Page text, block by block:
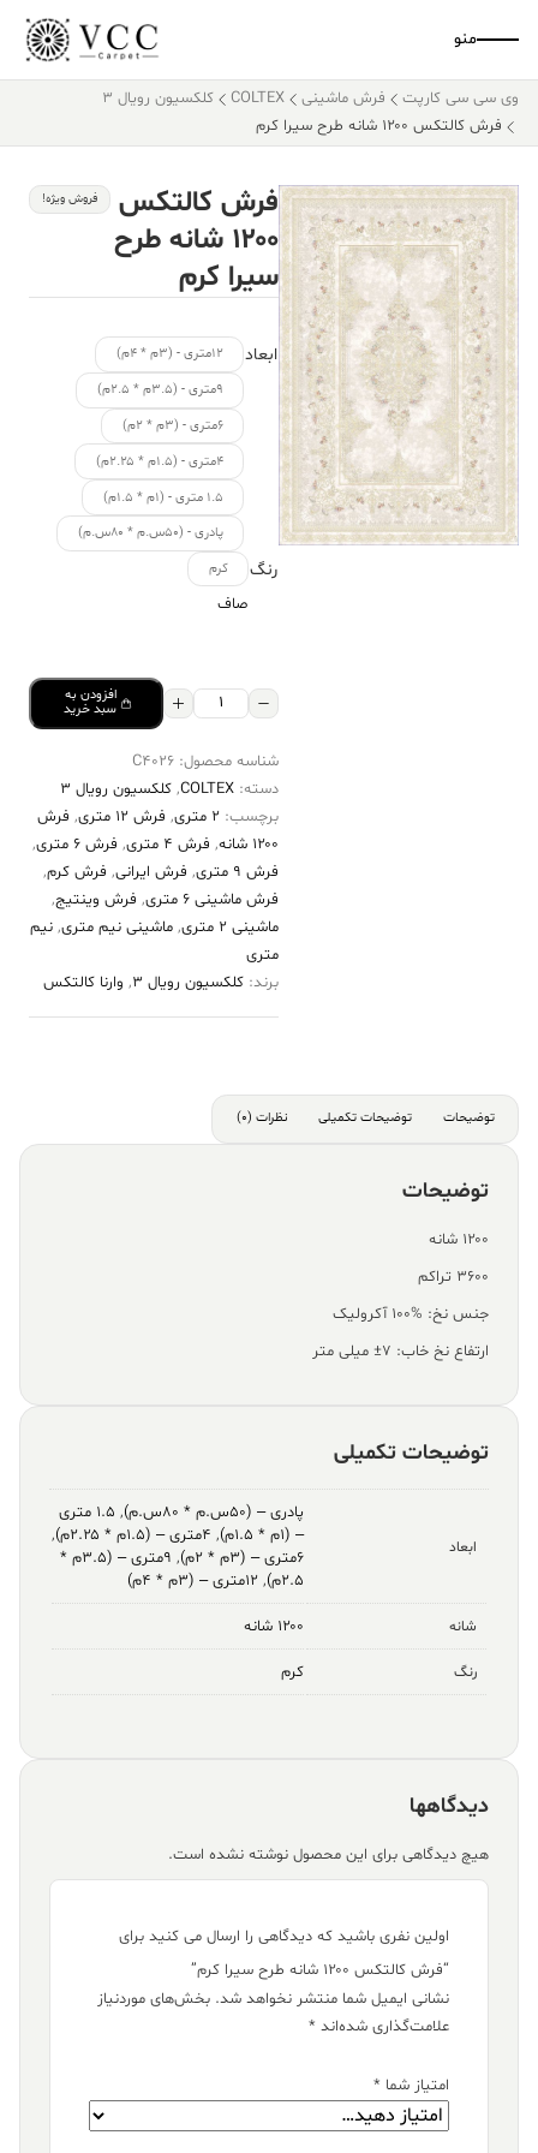
منو
وی سی سی کارپت فرش ماشینی COLTEX
کلکسیون رویال 3
فرش کالتکس ۱۲۰۰ شانه طرح سیرا کرم
فرش کالتکس
۱۲۰۰ شانه طرح
سیرا کرم
فروش ویژه!
ابعاد
۱۲متری - (۳م * ۴م)
۹متری - (۳.۵م * ۲.۵م)
۶متری - (۳م * ۲م)
۴متری - (۱.۵م * ۲.۲۵م)
۱.۵ متری - (۱م * ۱.۵م)
پادری - (۵۰س.م * ۸۰س.م)
رنگ کرم
صاف
فرش
۱۲۰۰
طرح
سیرا
کرم
عدد
افزودن به
سبد خرید
شناسه محصول: C4026
دسته: COLTEX
, کلکسیون رویال 3
برچسب: 2 متری , فرش 12 متری , فرش
۱۲۰۰ شانه
, فرش 4 متری , فرش 6 متری
,
فرش 9 متری
, فرش ایرانی, فرش کرم,
فرش ماشینی 6 متری
, فرش وینتیج,
ماشینی 2 متری
, ماشینی نیم متری, نیم
متری
برند: کلکسیون رویال 3 , وارنا کالتکس
توضیحات توضیحات تکمیلی نظرات (0)
توضیحات
۱۲۰۰ شانه
۳۶۰۰ تراکم
جنس نخ: %100 آکرولیک
ارتفاع نخ خاب: ۷± میلی متر
توضیحات تکمیلی
ابعاد
پادری – (۵۰س.م * ۸۰س.م) ,
۱.۵ متری
– (۱م * ۱.۵م)
, ۴متری – (۱.۵م * ۲.۲۵م)
,
۶متری – (۳م * ۲م)
,
۹متری – (۳.۵م *
۲.۵م)
, ۱۲متری – (۳م * ۴م)
شانه ۱۲۰۰ شانه
رنگ کرم
دیدگاهها
هیچ دیدگاهی برای این محصول نوشته نشده است.
اولین نفری باشید که دیدگاهی را ارسال می کنید برای
“فرش کالتکس ۱۲۰۰ شانه طرح سیرا کرم”
نشانی ایمیل شما منتشر نخواهد شد. بخش‌های موردنیاز
علامت‌گذاری شده‌اند *
امتیاز شما *